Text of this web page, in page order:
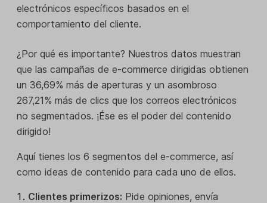
electrónicos específicos basados en el
comportamiento del cliente.
¿Por qué es importante? Nuestros datos muestran
que las campañas de e-commerce dirigidas obtienen
un 36,69% más de aperturas y un asombroso
267,21% más de clics que los correos electrónicos
no segmentados. ¡Ése es el poder del contenido
dirigido!
Aquí tienes los 6 segmentos del e-commerce, así
como ideas de contenido para cada uno de ellos.
Clientes primerizos: Pide opiniones, envía